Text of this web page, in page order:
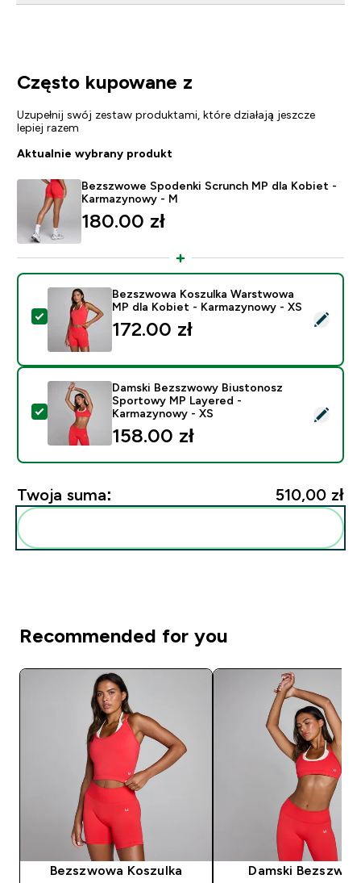
Często kupowane z
Uzupełnij swój zestaw produktami, które działają jeszcze
lepiej razem
Aktualnie wybrany produkt
Bezszwowe Spodenki Scrunch MP dla Kobiet -
Karmazynowy - M
180.00 zł‎
Wybierz ten produkt - Bezszwowa Koszulka
Bezszwowa Koszulka Warstwowa
MP dla Kobiet - Karmazynowy - XS
172.00 zł‎
Wybierz ten produkt - Damski Bezszwowy
Damski Bezszwowy Biustonosz
Sportowy MP Layered -
Karmazynowy - XS
158.00 zł‎
Twoja suma: 510,00 zł‎
Recommended for you
Bezszwowa Koszulka
Damski